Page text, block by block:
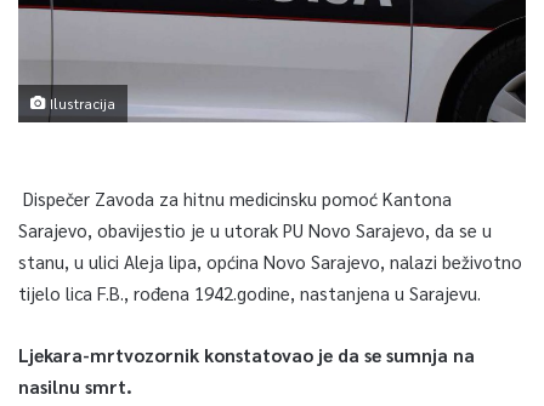
Ilustracija
Dispečer Zavoda za hitnu medicinsku pomoć Kantona
Sarajevo, obavijestio je u utorak PU Novo Sarajevo, da se u
stanu, u ulici Aleja lipa, općina Novo Sarajevo, nalazi beživotno
tijelo lica F.B., rođena 1942.godine, nastanjena u Sarajevu.
Ljekara-mrtvozornik konstatovao je da se sumnja na
nasilnu smrt.